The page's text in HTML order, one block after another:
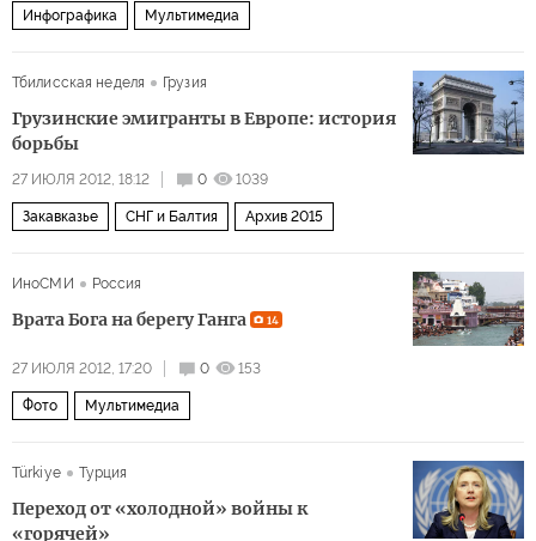
Инфографика Мультимедиа
Тбилисская неделя Грузия
Грузинские эмигранты в Европе: история
борьбы
27 ИЮЛЯ 2012, 18:12 0 1039
Закавказье СНГ и Балтия Архив 2015
ИноСМИ Россия
Врата Бога на берегу Ганга 14
27 ИЮЛЯ 2012, 17:20 0 153
Фото Мультимедиа
Türkiye Турция
Переход от «холодной» войны к
«горячей»